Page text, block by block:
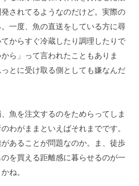
されてるようなのだけど。実際の
一度、魚の直送をしている方に尋
からすぐ冷蔵したり調理したりで
ら」って言われたこともありま
とに受け取る側としても嫌なんだ
魚を注文するのをためらってしま
わがままといえばそれまでです。
あることが問題なのか。ま、徒歩
を買える距離感に暮らせるのが一
ね。